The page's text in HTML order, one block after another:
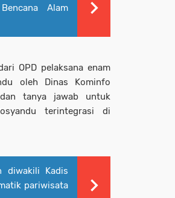
Alam
OPD pelaksana enam
oleh Dinas Kominfo
tanya jawab untuk
terintegrasi di
diwakili Kadis
pariwisata